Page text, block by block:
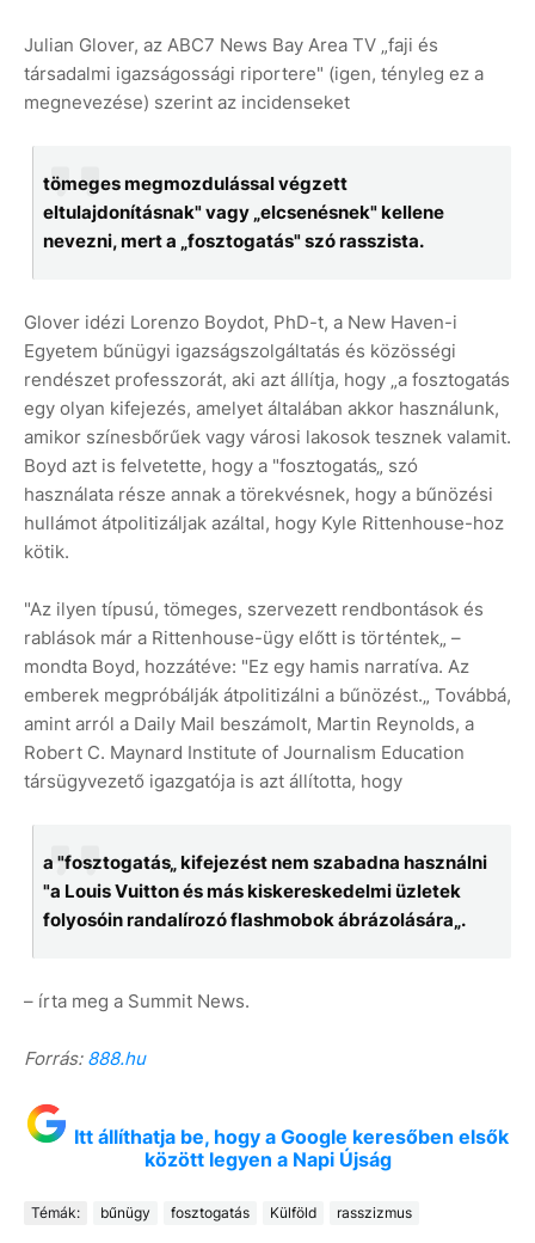
Julian Glover, az ABC7 News Bay Area TV „faji és
társadalmi igazságossági riportere" (igen, tényleg ez a
megnevezése) szerint az incidenseket
tömeges megmozdulással végzett
eltulajdonításnak" vagy „elcsenésnek" kellene
nevezni, mert a „fosztogatás" szó rasszista.
Glover idézi Lorenzo Boydot, PhD-t, a New Haven-i
Egyetem bűnügyi igazságszolgáltatás és közösségi
rendészet professzorát, aki azt állítja, hogy „a fosztogatás
egy olyan kifejezés, amelyet általában akkor használunk,
amikor színesbőrűek vagy városi lakosok tesznek valamit.
Boyd azt is felvetette, hogy a "fosztogatás„ szó
használata része annak a törekvésnek, hogy a bűnözési
hullámot átpolitizáljak azáltal, hogy Kyle Rittenhouse-hoz
kötik.
"Az ilyen típusú, tömeges, szervezett rendbontások és
rablások már a Rittenhouse-ügy előtt is történtek„ –
mondta Boyd, hozzátéve: "Ez egy hamis narratíva. Az
emberek megpróbálják átpolitizálni a bűnözést.„ Továbbá,
amint arról a Daily Mail beszámolt, Martin Reynolds, a
Robert C. Maynard Institute of Journalism Education
társügyvezető igazgatója is azt állította, hogy
a "fosztogatás„ kifejezést nem szabadna használni
"a Louis Vuitton és más kiskereskedelmi üzletek
folyosóin randalírozó flashmobok ábrázolására„.
– írta meg a Summit News.
Forrás: 888.hu
Itt állíthatja be, hogy a Google keresőben elsők
között legyen a Napi Újság
Témák: bűnügy fosztogatás Külföld rasszizmus